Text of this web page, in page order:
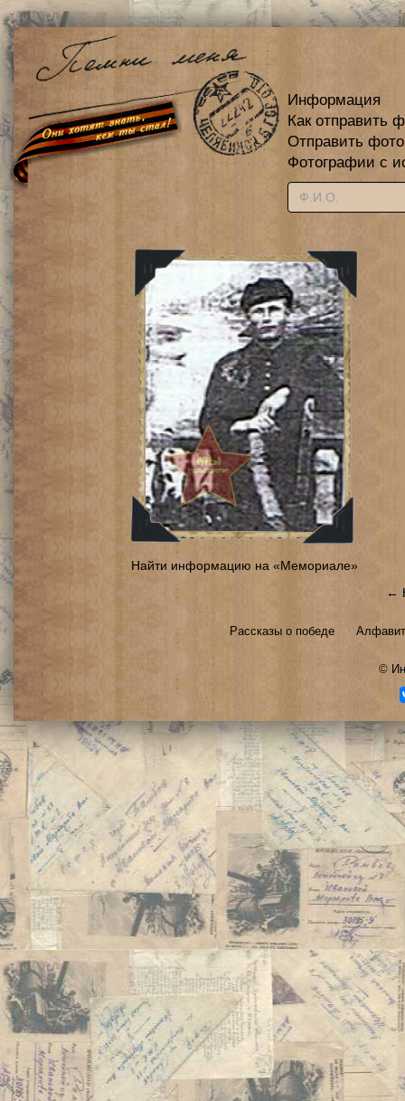
Информация
Как отправить
Отправить
Фотографии с
Найти информацию на «Мемориале»
←
Рассказы о победе
©